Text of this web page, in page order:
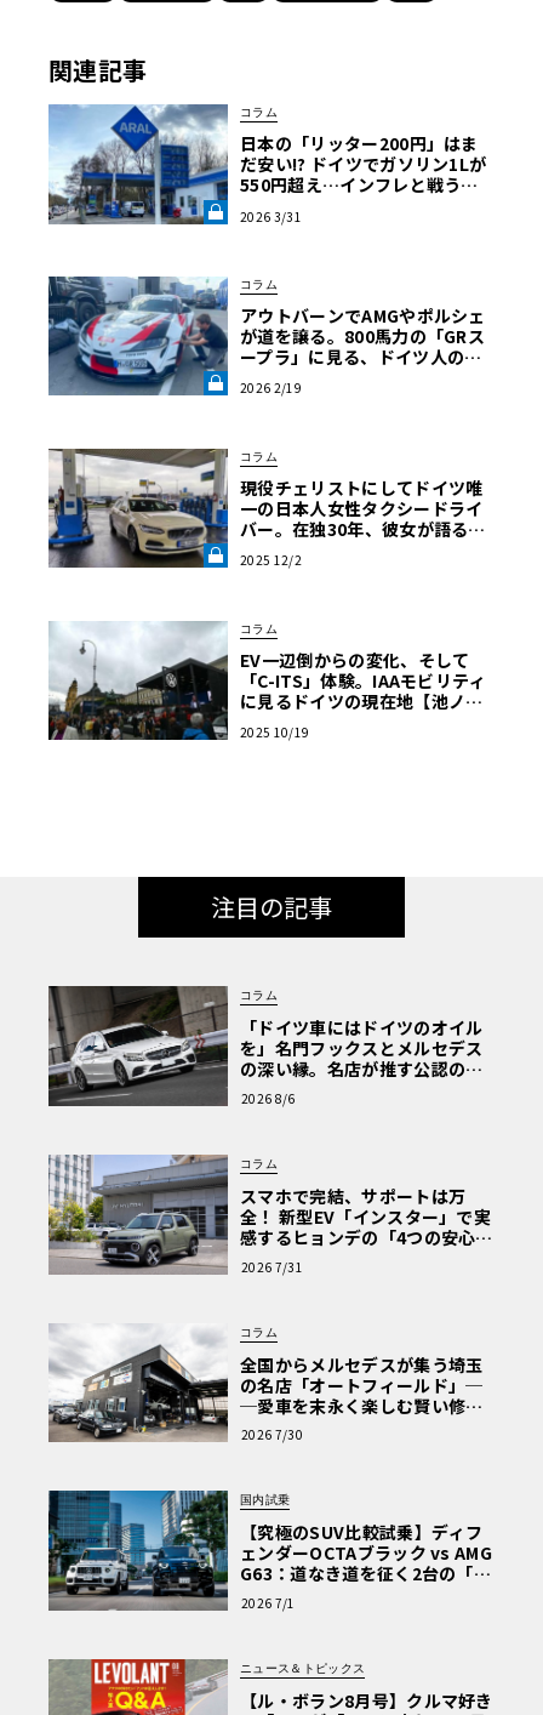
関連記事
コラム
日本の「リッター200円」はま
だ安い!? ドイツでガソリン1Lが
550円超え…インフレと戦うア
VOLANT LAB》
2026 3/31
コラム
アウトバーンでAMGやポルシェ
が道を譲る。800馬力の「GRス
ープラ」に見る、ドイツ人の日
ム】《LE VOLANT LAB》
2026 2/19
コラム
現役チェリストにしてドイツ唯
一の日本人女性タクシードライ
バー。在独30年、彼女が語る現
B》
2025 12/2
コラム
EV一辺倒からの変化、そして
「C-ITS」体験。IAAモビリティ
に見るドイツの現在地【池ノ内
2025 10/19
注目の記事
コラム
「ドイツ車にはドイツのオイル
を」名門フックスとメルセデス
の深い縁。名店が推す公認の安
心と、Cクラスで味わうシルキー
な走り〈PR〉
2026 8/6
コラム
スマホで完結、サポートは万
全！ 新型EV「インスター」で実
感するヒョンデの「4つの安心」
【第1回・ヒョンデ6つの疑問：
Why? Hyundai?】〈PR〉
2026 7/31
コラム
全国からメルセデスが集う埼玉
の名店「オートフィールド」─
─愛車を末永く楽しむ賢い修理
術と、プロがフックス製オイル
を選ぶ理由〈PR〉
2026 7/30
国内試乗
【究極のSUV比較試乗】ディフ
ェンダーOCTAブラック vs AMG
G63：道なき道を征く2台の「対
極的アプローチ」
2026 7/1
ニュース＆トピックス
【ル・ボラン8月号】クルマ好き